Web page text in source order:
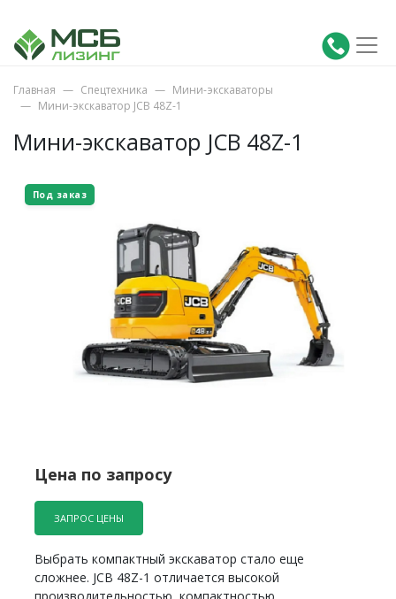
Главная Спецтехника
Мини-экскаваторы
Мини-экскаватор JCB 48Z-1
Мини-экскаватор JCB 48Z-1
Под заказ
Цена по запросу
ЗАПРОС ЦЕНЫ
Выбрать компактный экскаватор стало еще
сложнее. JCB 48Z-1 отличается высокой